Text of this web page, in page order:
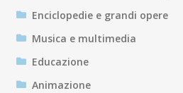
Enciclopedie e grandi opere
Musica e multimedia
Educazione
Animazione